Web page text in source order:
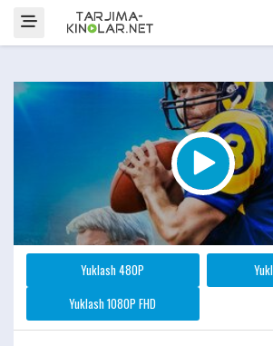
Yuklash 480P
Yuklash 1080P FHD